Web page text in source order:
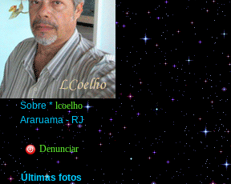
Sobre * lcoelho
Araruama - RJ
Denunciar
Últimas fotos